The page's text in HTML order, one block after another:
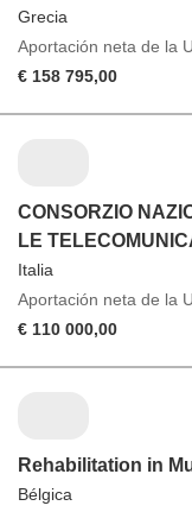
Grecia
Aportación neta de la
€ 158 795,00
CONSORZIO
LE
Italia
Aportación neta de la
€ 110 000,00
Rehabilitation in
Bélgica